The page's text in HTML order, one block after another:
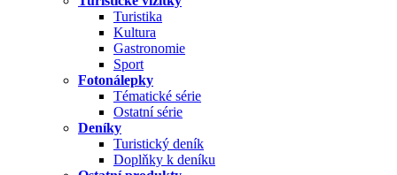
Turistika
Kultura
Gastronomie
Sport
Fotonálepky
Tématické série
Ostatní série
Deníky
Turistický deník
Doplňky k deníku